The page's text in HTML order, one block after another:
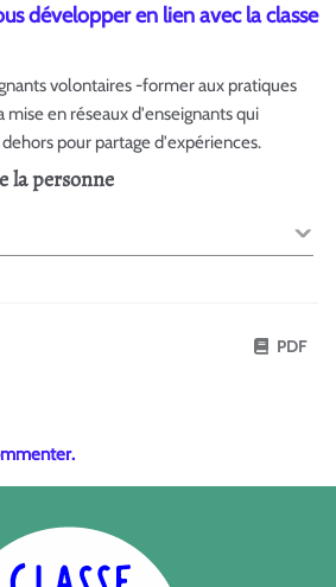
développer en lien avec la classe
volontaires -former aux pratiques
en réseaux d'enseignants qui
pour partage d'expériences.
la personne
PDF